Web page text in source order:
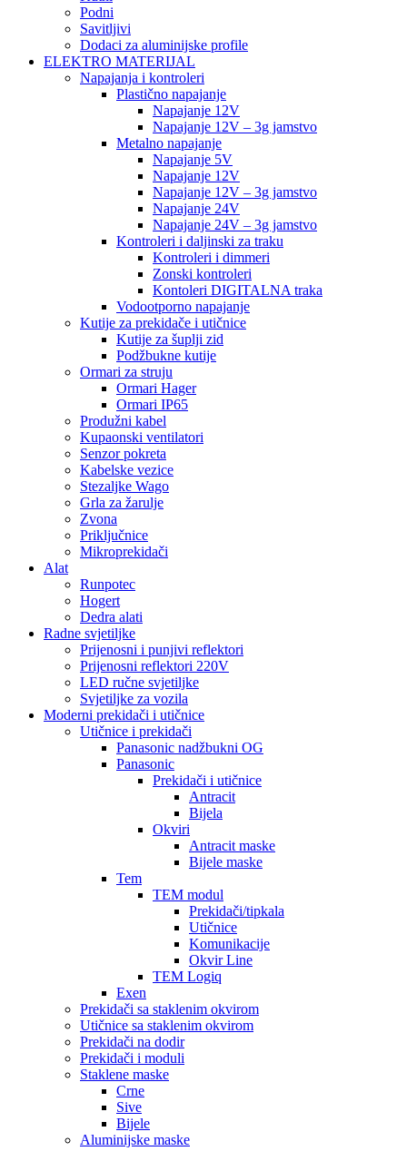
Podni
Savitljivi
Dodaci za aluminijske profile
ELEKTRO MATERIJAL
Napajanja i kontroleri
Plastično napajanje
Napajanje 12V
Napajanje 12V – 3g jamstvo
Metalno napajanje
Napajanje 5V
Napajanje 12V
Napajanje 12V – 3g jamstvo
Napajanje 24V
Napajanje 24V – 3g jamstvo
Kontroleri i daljinski za traku
Kontroleri i dimmeri
Zonski kontroleri
Kontoleri DIGITALNA traka
Vodootporno napajanje
Kutije za prekidače i utičnice
Kutije za šuplji zid
Podžbukne kutije
Ormari za struju
Ormari Hager
Ormari IP65
Produžni kabel
Kupaonski ventilatori
Senzor pokreta
Kabelske vezice
Stezaljke Wago
Grla za žarulje
Zvona
Priključnice
Mikroprekidači
Alat
Runpotec
Hogert
Dedra alati
Radne svjetiljke
Prijenosni i punjivi reflektori
Prijenosni reflektori 220V
LED ručne svjetiljke
Svjetiljke za vozila
Moderni prekidači i utičnice
Utičnice i prekidači
Panasonic nadžbukni OG
Panasonic
Prekidači i utičnice
Antracit
Bijela
Okviri
Antracit maske
Bijele maske
Tem
TEM modul
Prekidači/tipkala
Utičnice
Komunikacije
Okvir Line
TEM Logiq
Exen
Prekidači sa staklenim okvirom
Utičnice sa staklenim okvirom
Prekidači na dodir
Prekidači i moduli
Staklene maske
Crne
Sive
Bijele
Aluminijske maske